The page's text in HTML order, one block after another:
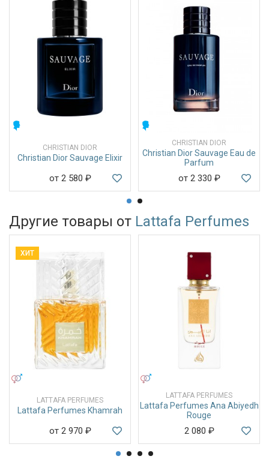
CHRISTIAN DIOR
Christian Dior Sauvage Elixir
от 2 580 ₽
CHRISTIAN DIOR
Christian Dior Sauvage Eau de
Parfum
от 2 330 ₽
Другие товары от Lattafa Perfumes
ХИТ
LATTAFA PERFUMES
Lattafa Perfumes Khamrah
от 2 970 ₽
LATTAFA PERFUMES
Lattafa Perfumes Ana Abiyedh
Rouge
2 080 ₽